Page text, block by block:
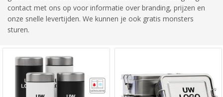
contact met ons op voor informatie over branding, prijzen en
onze snelle levertijden. We kunnen je ook gratis monsters
sturen.